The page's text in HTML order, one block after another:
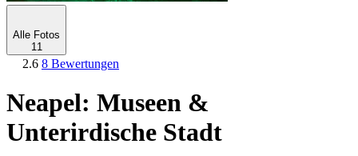
Alle Fotos
11
2.6 8 Bewertungen
Neapel: Museen &
Unterirdische Stadt